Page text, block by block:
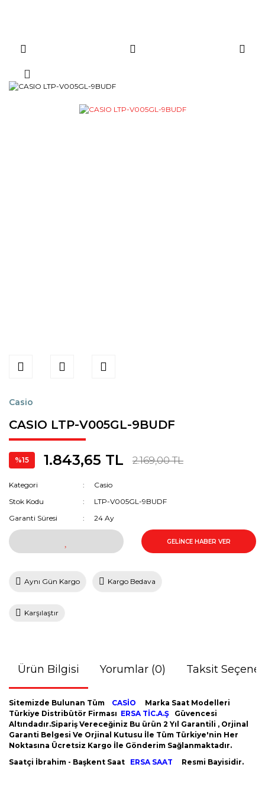
Casio
CASIO LTP-V005GL-9BUDF
%15 1.843,65 TL 2.169,00 TL
Kategori
Casio
Stok Kodu
LTP-V005GL-9BUDF
Garanti Süresi
24 Ay
GELİNCE HABER VER
Aynı Gün Kargo Kargo Bedava
Karşılaştır
Ürün Bilgisi Yorumlar (0) Taksit
Sitemizde Bulunan Tüm CASİO
Marka Saat Modelleri
Türkiye Distribütör Firması ERSA TİC.A.Ş
Güvencesi
Altındadır.Sipariş Vereceğiniz Bu ürün 2 Yıl Garantili , Orjinal
Garanti Belgesi Ve Orjinal Kutusu İle Tüm Türkiye'nin Her
Noktasına Ücretsiz Kargo İle Gönderim Sağlanmaktadır.
Saatçi İbrahim - Başkent Saat ERSA SAAT Resmi Bayisidir.